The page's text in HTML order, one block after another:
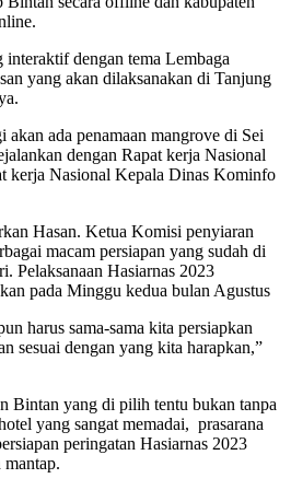
dengan tema Lembaga
yang akan dilaksanakan di Tanjung
ada penamaan mangrove di Sei
dengan Rapat kerja Nasional
kerja Nasional Kepala Dinas Kominfo
Hasan. Ketua Komisi penyiaran
macam persiapan yang sudah di
Pelaksanaan Hasiarnas 2023
pada Minggu kedua bulan Agustus
harus sama-sama kita persiapkan
sesuai dengan yang kita harapkan,”
Bintan yang di pilih tentu bukan tanpa
yang sangat memadai, prasarana
peringatan Hasiarnas 2023
mantap.